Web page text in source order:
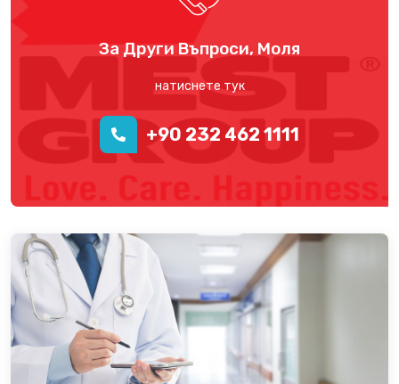
За Други Въпроси, Моля
натиснете тук
+90 232 462 1111